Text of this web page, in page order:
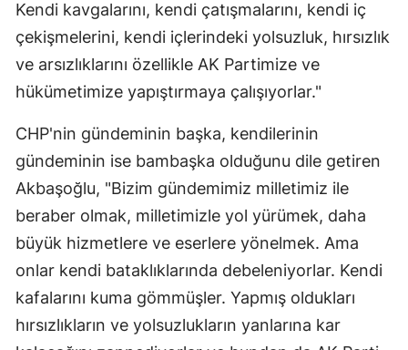
Malatya
Manisa
Kahramanmaraş
Mardin
Muğla
Muş
Nevşehir
Niğde
Ordu
Kendi kavgalarını, kendi çatışmalarını, kendi iç
çekişmelerini, kendi içlerindeki yolsuzluk, hırsızlık
ve arsızlıklarını özellikle AK Partimize ve
hükümetimize yapıştırmaya çalışıyorlar."
CHP'nin gündeminin başka, kendilerinin
gündeminin ise bambaşka olduğunu dile getiren
Akbaşoğlu, "Bizim gündemimiz milletimiz ile
beraber olmak, milletimizle yol yürümek, daha
büyük hizmetlere ve eserlere yönelmek. Ama
onlar kendi bataklıklarında debeleniyorlar. Kendi
kafalarını kuma gömmüşler. Yapmış oldukları
hırsızlıkların ve yolsuzlukların yanlarına kar